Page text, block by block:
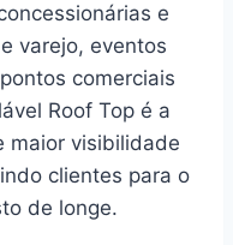
e
varejo, eventos
comerciais
Roof Top é a
maior visibilidade
clientes para o
de longe.